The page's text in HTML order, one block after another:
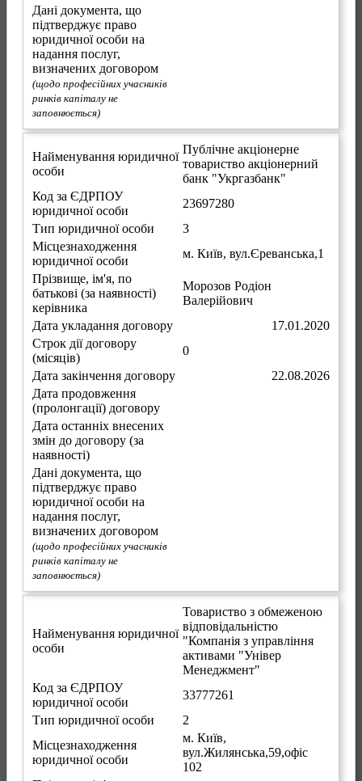
Дані документа, що
підтверджує право
юридичної особи на
надання послуг,
визначених договором
(щодо професійних учасників
ринків капіталу не
заповнюється)
Найменування юридичної
особи
Публічне акціонерне
товариство акціонерний
банк "Укргазбанк"
Код за ЄДРПОУ
юридичної особи
23697280
Тип юридичної особи
3
Місцезнаходження
юридичної особи
м. Київ, вул.Єреванська,1
Прізвище, ім'я, по
батькові (за наявності)
керівника
Морозов Родіон
Валерійович
Дата укладання договору
17.01.2020
Строк дії договору
(місяців)
0
Дата закінчення договору
22.08.2026
Дата продовження
(пролонгації) договору
Дата останніх внесених
змін до договору (за
наявності)
Дані документа, що
підтверджує право
юридичної особи на
надання послуг,
визначених договором
(щодо професійних учасників
ринків капіталу не
заповнюється)
Найменування юридичної
особи
Товариство з обмеженою
відповідальністю
"Компанія з управління
активами "Універ
Менеджмент"
Код за ЄДРПОУ
юридичної особи
33777261
Тип юридичної особи
2
Місцезнаходження
юридичної особи
м. Київ,
вул.Жилянська,59,офіс
102